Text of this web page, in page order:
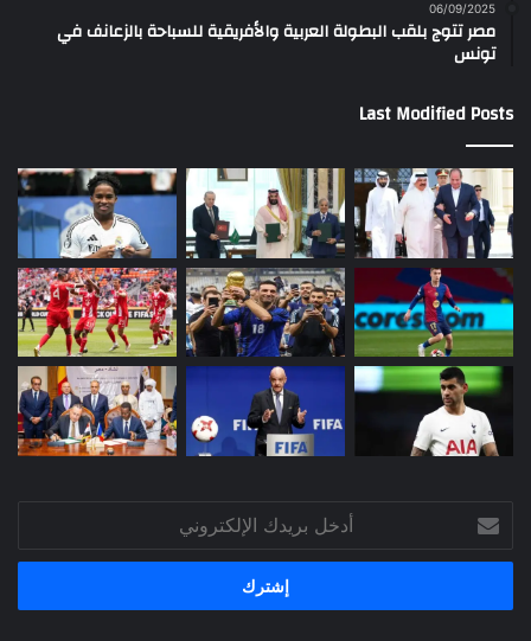
06/09/2025
مصر تتوج بلقب البطولة العربية والأفريقية للسباحة بالزعانف في
تونس
Last Modified Posts
بريدك
الإلكتروني